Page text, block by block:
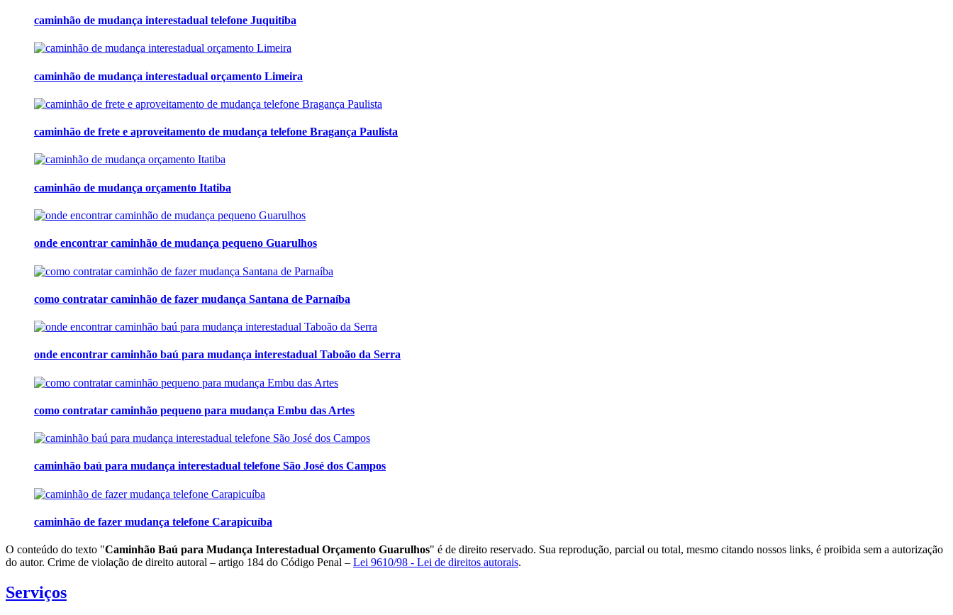
caminhão de mudança interestadual telefone Juquitiba
caminhão de mudança interestadual orçamento Limeira
caminhão de frete e aproveitamento de mudança telefone Bragança Paulista
caminhão de mudança orçamento Itatiba
onde encontrar caminhão de mudança pequeno Guarulhos
como contratar caminhão de fazer mudança Santana de Parnaíba
onde encontrar caminhão baú para mudança interestadual Taboão da Serra
como contratar caminhão pequeno para mudança Embu das Artes
caminhão baú para mudança interestadual telefone São José dos Campos
caminhão de fazer mudança telefone Carapicuíba
O conteúdo do texto "Caminhão Baú para Mudança Interestadual Orçamento Guarulhos" é de direito reservado. Sua reprodução, parcial ou total, mesmo citando nossos links, é proibida sem a autorização
do autor. Crime de violação de direito autoral – artigo 184 do Código Penal – Lei 9610/98 - Lei de direitos autorais.
Serviços